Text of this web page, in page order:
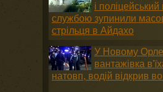
і поліцейський
службою зупинили
стрільця в Айдахо
У Новому
вантажівка
натовп, водій відкрив